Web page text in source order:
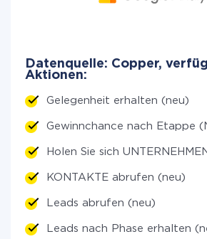
Datenquelle: Copper,
Aktionen:
Gelegenheit erhalten (neu)
Gewinnchance nach Etappe
Holen Sie sich
KONTAKTE abrufen (neu)
Leads abrufen (neu)
Leads nach Phase erhalten